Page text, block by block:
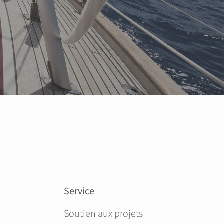
Service
Aller au contenu
Soutien aux projets